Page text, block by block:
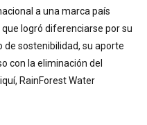
a una marca país
logró diferenciarse por su
de sostenibilidad, su aporte
con la eliminación del
RainForest Water